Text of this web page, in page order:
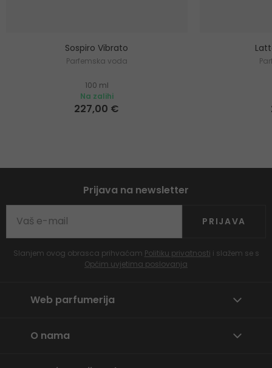
Sospiro Vibrato
Parfemska voda
100 ml
Na zalihi
227,00 €
Prijava na newsletter
PRIJAVA
Slanjem ovog obrasca prihvaćam Politiku privatnosti i slažem se s
Općim uvjetima poslovanja
Web parfumerija
O nama